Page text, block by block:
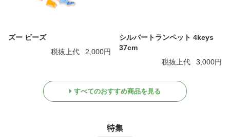
ズー ビーズ
税抜上代
2,000円
シルバートランペット 4keys
37cm
税抜上代
3,000円
すべてのおすすめ商品を見る
特集